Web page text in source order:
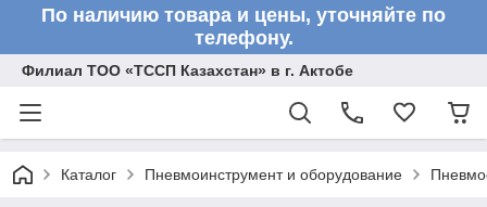
По наличию товара и цены, уточняйте по
телефону.
Филиал ТОО «ТССП Казахстан» в г. Актобе
Каталог Пневмоинструмент и оборудование